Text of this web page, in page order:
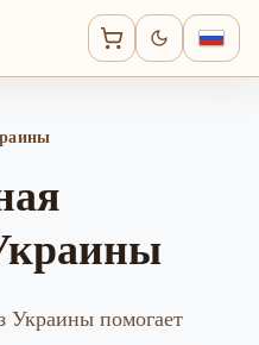
Украины помогает